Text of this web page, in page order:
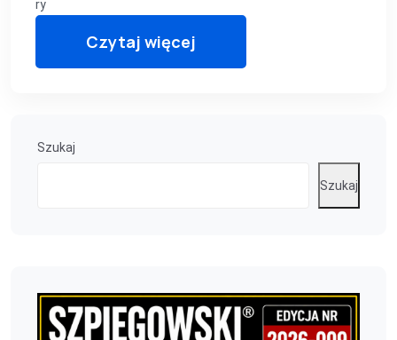
ry
Czytaj więcej
Szukaj
Szukaj